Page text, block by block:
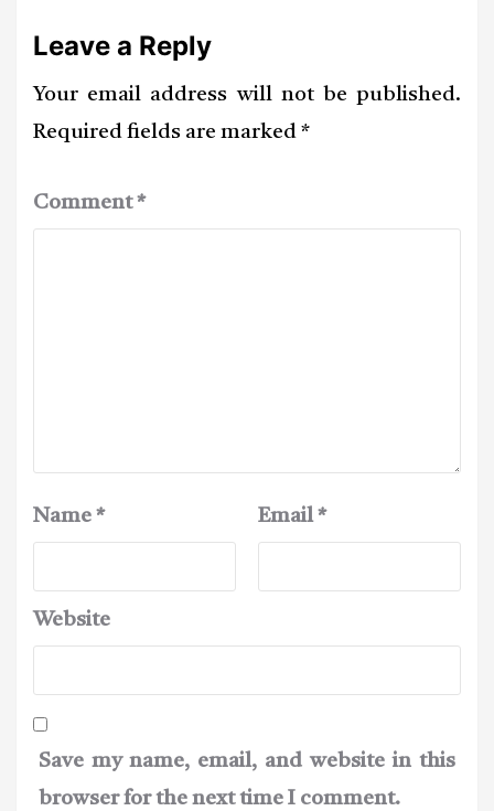
Leave a Reply
Your email address will not be published.
Required fields are marked *
Comment*
Name * Email*
Website
Save my name, email, and website in this
browser for the next time I comment.